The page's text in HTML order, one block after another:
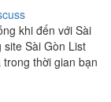
khi đến với Sài
Sài Gòn List
thời gian bạn